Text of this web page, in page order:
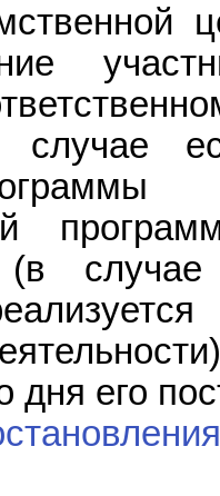
(в
дня его